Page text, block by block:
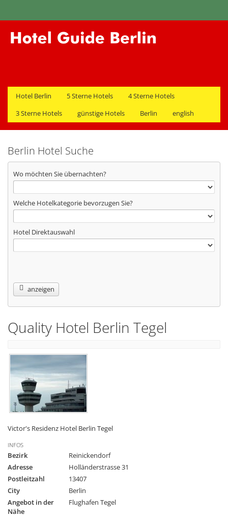
Hotel Berlin 5 Sterne Hotels
4 Sterne Hotels
3 Sterne Hotels
günstige Hotels Berlin english
Berlin Hotel Suche
Wo möchten Sie übernachten?
Welche Hotelkategorie bevorzugen Sie?
Hotel Direktauswahl
anzeigen
Quality Hotel Berlin Tegel
Victor's Residenz Hotel Berlin Tegel
INFOS
Bezirk
Reinickendorf
Adresse
Holländerstrasse 31
Postleitzahl
13407
City
Berlin
Angebot in der
Nähe
Flughafen Tegel